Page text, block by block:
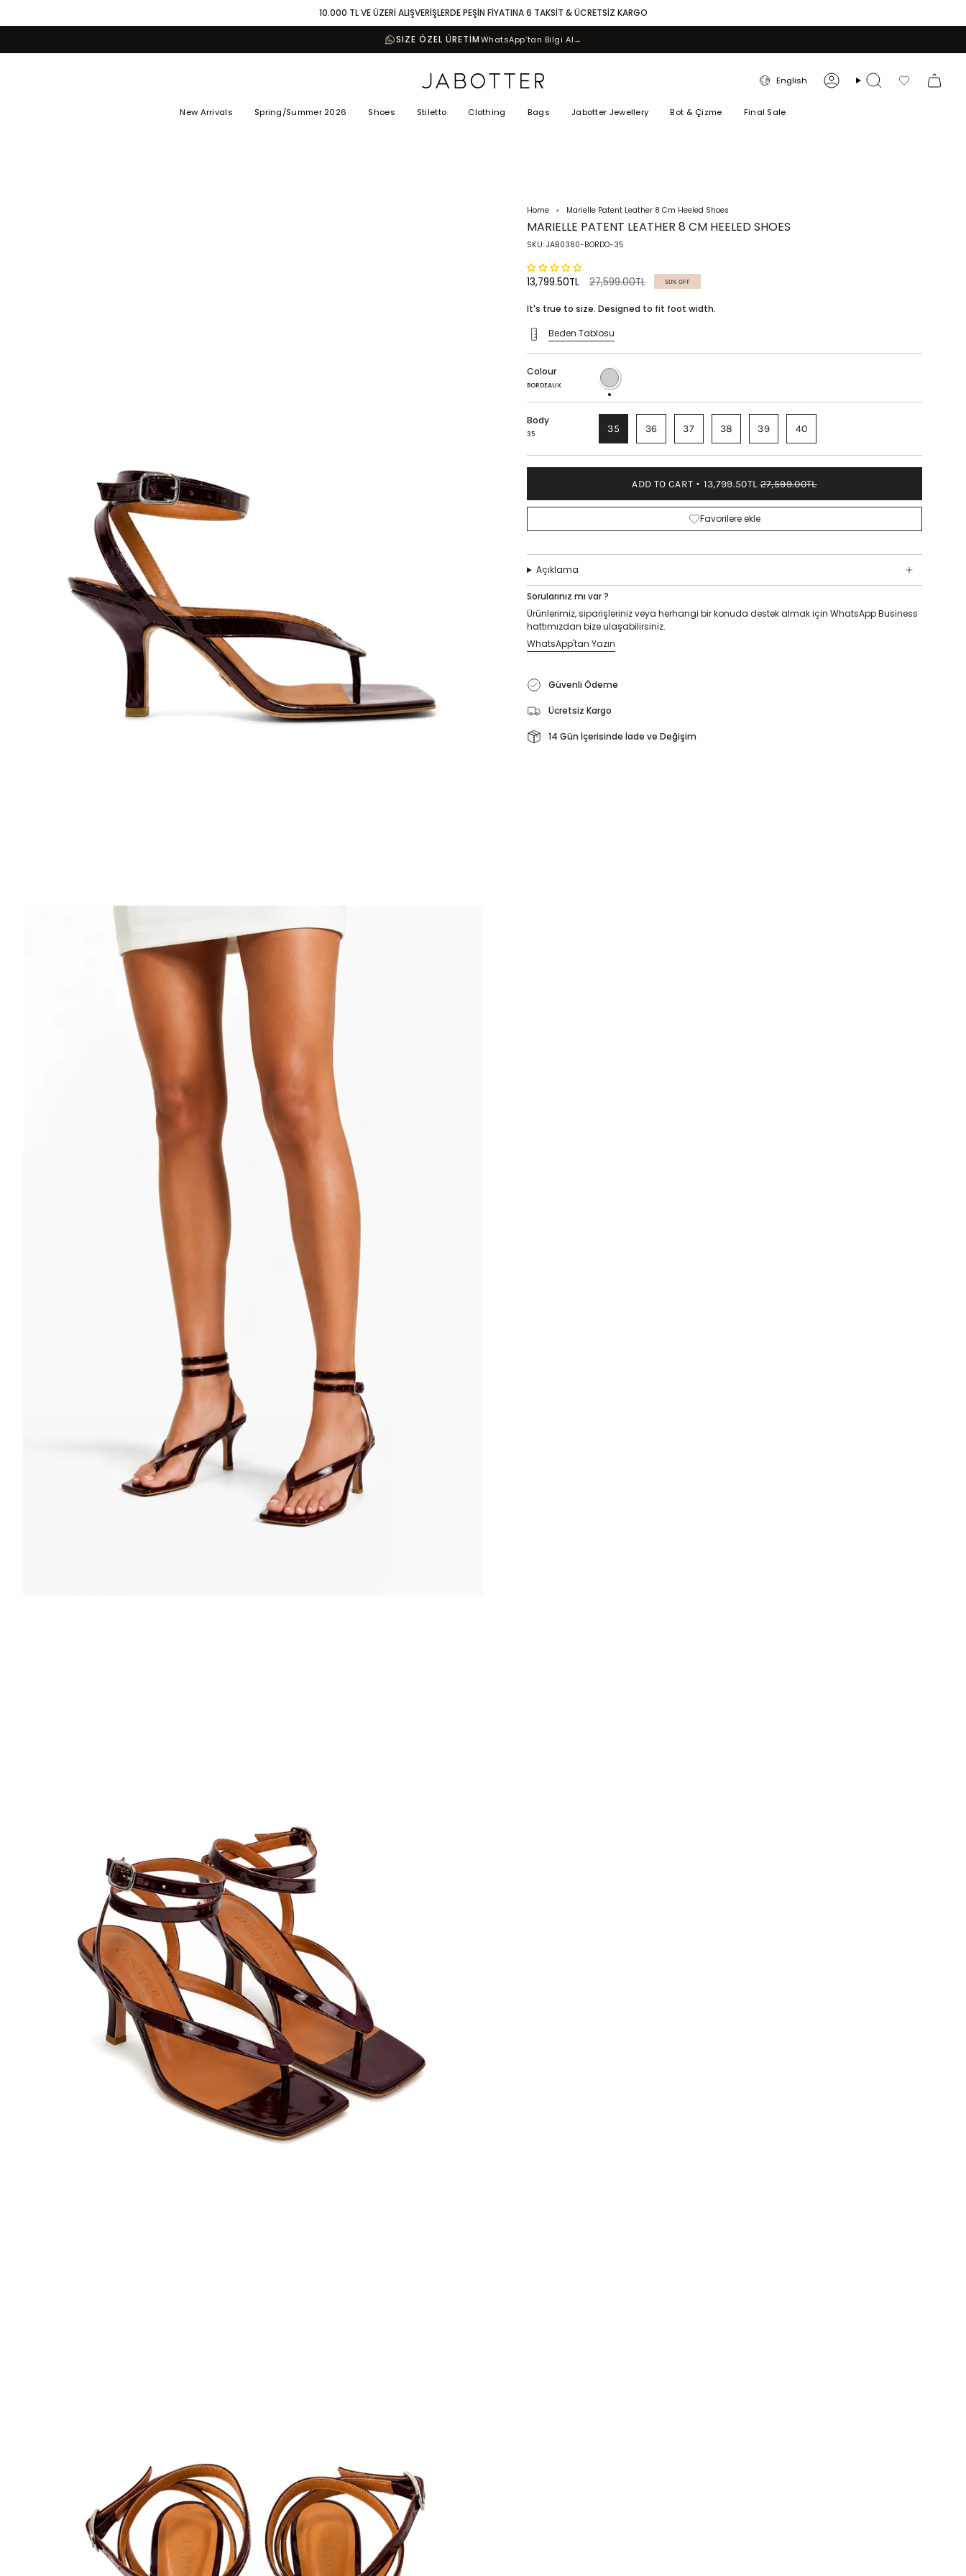
10.000 TL VE ÜZERİ ALIŞVERİŞLERDE PEŞİN FİYATINA 6 TAKSİT & ÜCRETSİZ KARGO
SIZE ÖZEL ÜRETİMWhatsApp’tan Bilgi Al→
LANGUAGE
English AccountSearch Favorilerim
New Arrivals Spring/Summer 2026 Shoes Stiletto Clothing Bags Jabotter Jewellery Bot & Çizme Final Sale
Home Marielle Patent Leather 8 Cm Heeled Shoes
MARIELLE PATENT LEATHER 8 CM HEELED SHOES
SKU: JAB0380-BORDO-35
13,799.50TL
Regular
27,599.00TL 50% OFF
It's true to size. Designed to fit foot width.
Beden Tablosu
Colour
BORDEAUX
BORDEAUX
Body
35 35 36 37 38 39 40
ADD TO CART 13,799.50TL 27,599.00TL
Favorilere ekle
Açıklama
Sorularınız mı var ?
Ürünlerimiz, siparişleriniz veya herhangi bir konuda destek almak için WhatsApp Business
hattımızdan bize ulaşabilirsiniz.
WhatsApp'tan Yazın
Güvenli Ödeme
Ücretsiz Kargo
14 Gün İçerisinde İade ve Değişim